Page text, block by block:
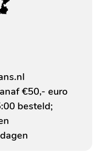
€50,- euro
besteld;